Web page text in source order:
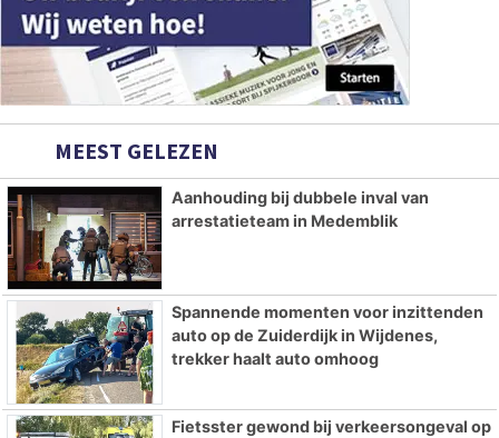
MEEST GELEZEN
Aanhouding bij dubbele inval van
arrestatieteam in Medemblik
Spannende momenten voor inzittenden
auto op de Zuiderdijk in Wijdenes,
trekker haalt auto omhoog
Fietsster gewond bij verkeersongeval op